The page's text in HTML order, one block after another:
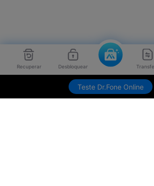
Recuperar Desbloquear
Teste Dr.Fone Online